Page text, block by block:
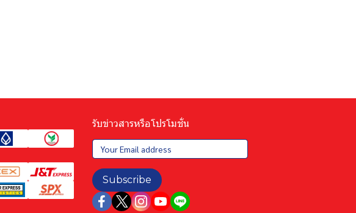
รับข่าวสารหรือโปรโมชั่น
Subscribe